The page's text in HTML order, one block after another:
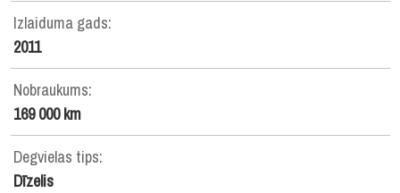
Izlaiduma gads:
2011
Nobraukums:
169 000 km
Degvielas tips:
Dīzelis